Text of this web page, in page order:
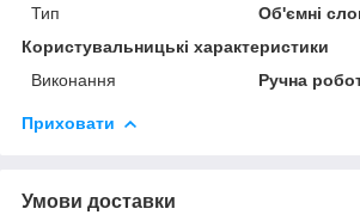
Тип
Об'ємні
Користувальницькі характеристики
Виконання
Ручна
Приховати
Умови доставки